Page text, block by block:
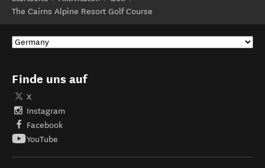
The Cairns Alpine Resort Golf Course
Finde uns auf
X
Instagram
Facebook
YouTube